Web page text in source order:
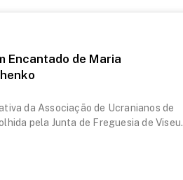
Encantado de Maria
da Associação de Ucranianos de
pela Junta de Freguesia de Viseu.